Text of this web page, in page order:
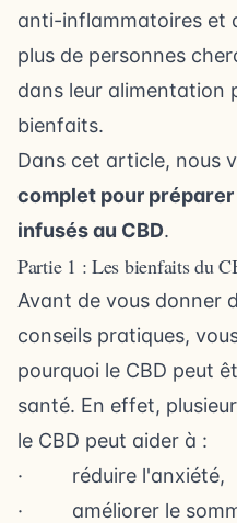
anti-inflammatoires et
plus de personnes
dans leur alimentation
bienfaits.
Dans cet article, nous
complet pour
infusés au CBD.
Partie 1 : Les bienfaits du
Avant de vous donner
conseils pratiques,
pourquoi le CBD peut
santé. En effet,
le CBD peut aider à :
·
réduire l'anxiété,
·
améliorer le